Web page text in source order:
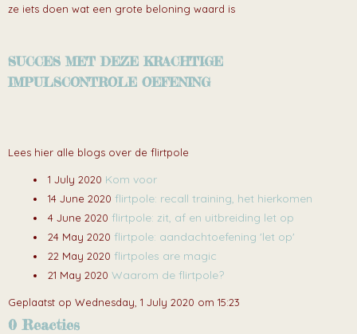
ze iets doen wat een grote beloning waard is
SUCCES MET DEZE KRACHTIGE
IMPULSCONTROLE OEFENING
Lees hier alle blogs over de flirtpole
1 July 2020 Kom voor
14 June 2020 flirtpole: recall training, het hierkomen
4 June 2020 flirtpole: zit, af en uitbreiding let op
24 May 2020 flirtpole: aandachtoefening 'let op'
22 May 2020 flirtpoles are magic
21 May 2020 Waarom de flirtpole?
Geplaatst op Wednesday, 1 July 2020 om 15:23
0 Reacties